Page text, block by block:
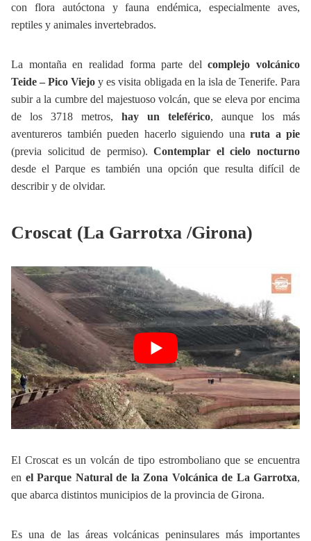
con flora autóctona y fauna endémica, especialmente aves,
reptiles y animales invertebrados.
La montaña en realidad forma parte delcomplejo volcánico
Teide – Pico Viejo y es visita obligada en la isla de Tenerife. Para
subir a la cumbre del majestuoso volcán, que se eleva por encima
de los 3718 metros, hay un teleférico, aunque los más
aventureros también pueden hacerlo siguiendo una ruta a pie
(previa solicitud de permiso).Contemplar el cielo nocturno
desde el Parque es también una opción que resulta difícil de
describir y de olvidar.
Croscat (La Garrotxa /Girona)
El Croscat es un volcán de tipo estromboliano que se encuentra
en el Parque Natural de la Zona Volcánica de La Garrotxa,
que abarca distintos municipios de la provincia de Girona.
Es una de las áreas volcánicas peninsulares más importantes